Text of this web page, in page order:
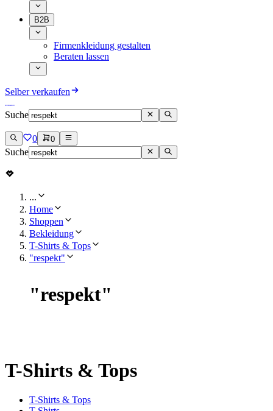
B2B
Firmenkleidung gestalten
Beraten lassen
Selber verkaufen
Suche
0 0
Suche
...
Home
Shoppen
Bekleidung
T-Shirts & Tops
"respekt"
"respekt"
T-Shirts & Tops
T-Shirts & Tops